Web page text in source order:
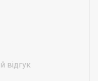
відгук